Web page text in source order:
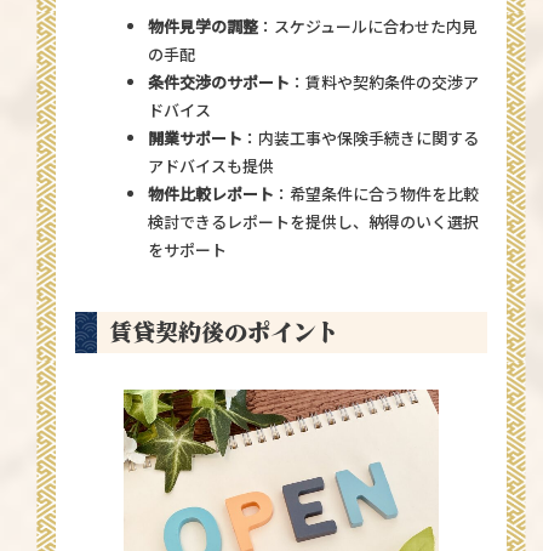
物件見学の調整 ：スケジュールに合わせた内見
の手配
条件交渉のサポート ：賃料や契約条件の交渉ア
ドバイス
開業サポート ：内装工事や保険手続きに関する
アドバイスも提供
物件比較レポート ：希望条件に合う物件を比較
検討できるレポートを提供し、納得のいく選択
をサポート
賃貸契約後のポイント